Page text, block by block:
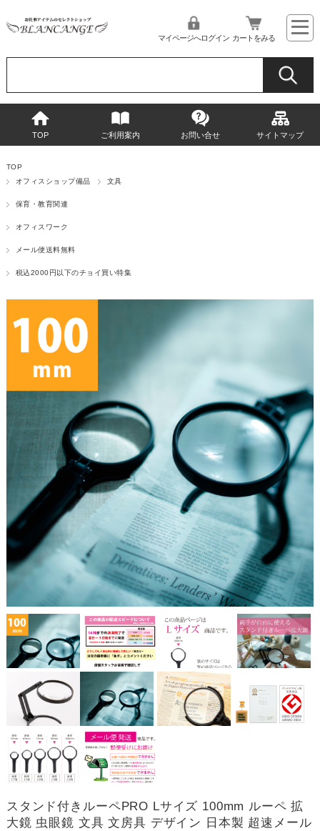
マイページへログイン カートをみる
TOP ご利用案内 お問い合せ サイトマップ
TOP
オフィスショップ備品
文具
保育・教育関連
オフィスワーク
メール便送料無料
税込2000円以下のチョイ買い特集
スタンド付きルーペPRO Lサイズ 100mm ルーペ 拡
大鏡 虫眼鏡 文具 文房具 デザイン 日本製 超速メール